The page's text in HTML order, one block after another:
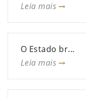
Leia mais
O Estado br...
Leia mais